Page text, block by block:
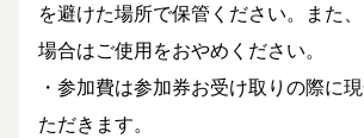
を避けた場所で保管ください。また
場合はご使用をおやめください。
・参加費は参加券お受け取りの際に
ただきます。